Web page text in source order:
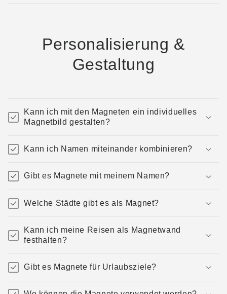
Personalisierung &
Gestaltung
Kann ich mit den Magneten ein individuelles
Magnetbild gestalten?
Kann ich Namen miteinander kombinieren?
Gibt es Magnete mit meinem Namen?
Welche Städte gibt es als Magnet?
Kann ich meine Reisen als Magnetwand
festhalten?
Gibt es Magnete für Urlaubsziele?